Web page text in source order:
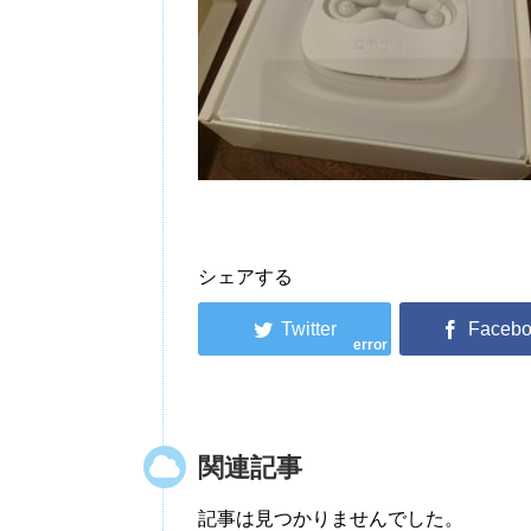
シェアする
error
関連記事
記事は見つかりませんでした。